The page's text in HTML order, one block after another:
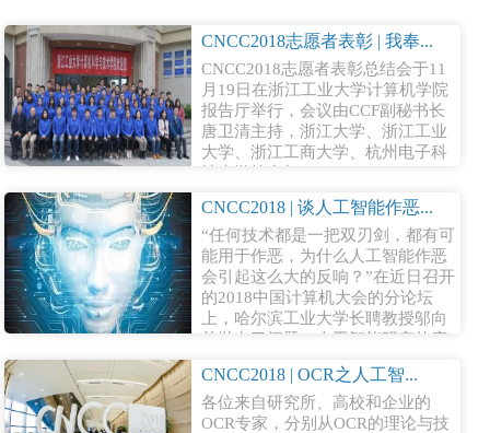
CNCC2018志愿者表彰 | 我奉...
CNCC2018志愿者表彰总结会于11
月19日在浙江工业大学计算机学院
报告厅举行，会议由CCF副秘书长
唐卫清主持，浙江大学、浙江工业
大学、浙江工商大学、杭州电子科
CNCC2018 | 谈人工智能作恶...
“任何技术都是一把双刃剑，都有可
能用于作恶，为什么人工智能作恶
会引起这么大的反响？”在近日召开
的2018中国计算机大会的分论坛
上，哈尔滨工业大学长聘教授邬向
前抛出了问题，人工智能研究的底
CNCC2018 | OCR之人工智...
各位来自研究所、高校和企业的
OCR专家，分别从OCR的理论与技